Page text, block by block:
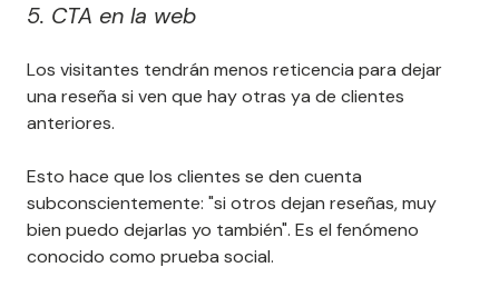
5. CTA en la web
Los visitantes tendrán menos reticencia para dejar
una reseña si ven que hay otras ya de clientes
anteriores.
Esto hace que los clientes se den cuenta
subconscientemente: "si otros dejan reseñas, muy
bien puedo dejarlas yo también". Es el fenómeno
conocido como prueba social.